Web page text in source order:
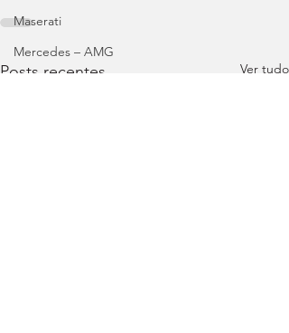
Maserati
Mercedes – AMG
Posts recentes Ver tudo